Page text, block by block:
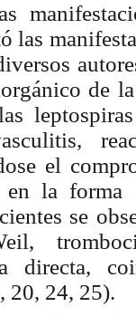
las
de
el
la forma
se
directa,
20, 24, 25).